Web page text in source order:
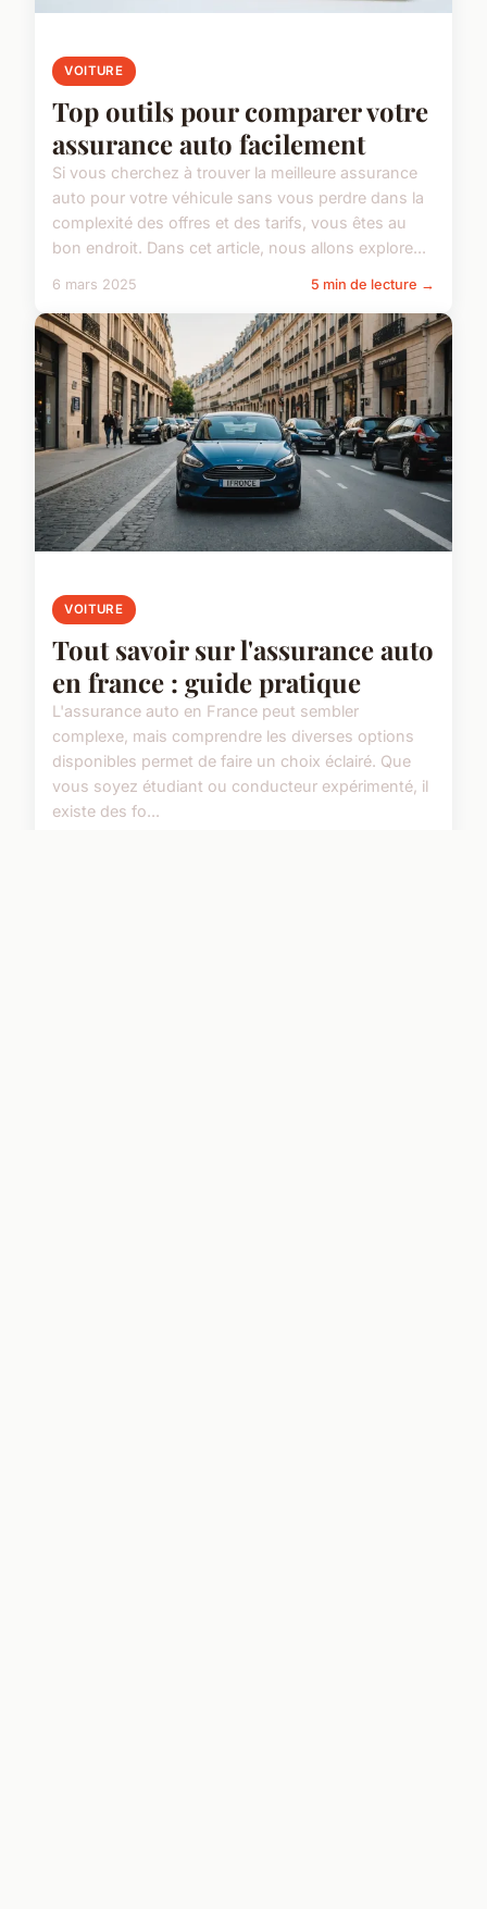
VOITURE
Top outils pour comparer votre
assurance auto facilement
Si vous cherchez à trouver la meilleure assurance
auto pour votre véhicule sans vous perdre dans la
complexité des offres et des tarifs, vous êtes au
bon endroit. Dans cet article, nous allons explore...
6 mars 2025 5 min de lecture →
VOITURE
Tout savoir sur l'assurance auto
en france : guide pratique
L'assurance auto en France peut sembler
complexe, mais comprendre les diverses options
disponibles permet de faire un choix éclairé. Que
vous soyez étudiant ou conducteur expérimenté, il
existe des fo...